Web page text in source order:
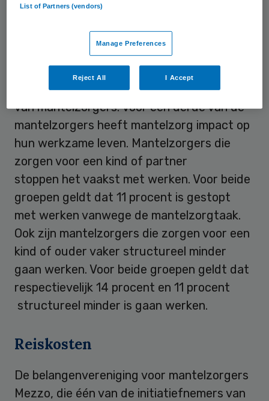
twee jaar of langer zorgt voor een ander,
telt een klein maandelijks bedrag op tot
flinke bedragen. Ook indirect doordat
mantelzorg invloed heeft op de loopbaan
van mantelzorgers. Voor een derde van de
mantelzorgers heeft mantelzorg impact op
hun werkzame leven. Mantelzorgers die
zorgen voor een kind of partner
stoppen het vaakst met werken. Voor beide
groepen geldt dat 11 procent is gestopt
met werken vanwege de mantelzorgtaak.
Ook zijn mantelzorgers die zorgen voor een
kind of ouder vaker structureel minder
gaan werken. Voor beide groepen geldt dat
respectievelijk 14 procent en 11 procent
structureel minder is gaan werken.
Reiskosten
De belangenvereniging voor mantelzorgers
Mezzo, die één van de initiatiefnemers van
List of Partners (vendors)
Manage Preferences
Reject All I Accept